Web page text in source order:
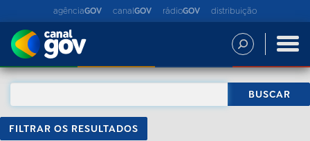
agênciaGOV canalGOV rádioGOV distribuição
FILTRAR OS RESULTADOS